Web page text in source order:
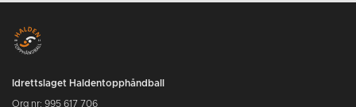
Idrettslaget Haldentopphåndball
Org nr: 995 617 706